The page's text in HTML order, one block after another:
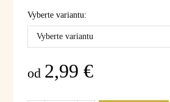
Vyberte variantu:
Vyberte variantu
od 2,99 €